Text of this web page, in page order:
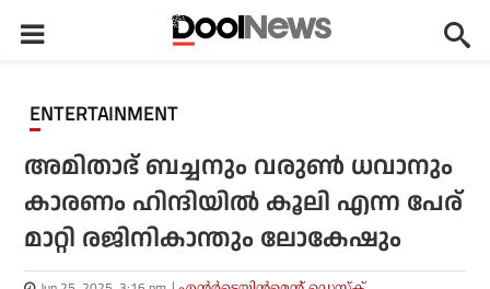
ENTERTAINMENT
അമിതാഭ് ബച്ചനും വരുണ്‍ ധവാനും
കാരണം ഹിന്ദിയില്‍ കൂലി എന്ന പേര്
മാറ്റി രജിനികാന്തും ലോകേഷും